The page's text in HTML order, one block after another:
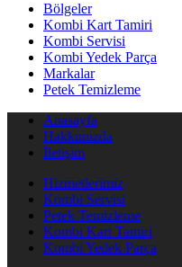
Bölgeler
Kombi Kart Tamiri
Kombi Servisi
Kombi Yedek Parça
Markalar
Petek Temizleme
Anasayfa
Hakkımızda
İletişim
Hizmetlerimiz
Kombi Servisi
Petek Temizleme
Kombi Kart Tamiri
Kombi Yedek Parça